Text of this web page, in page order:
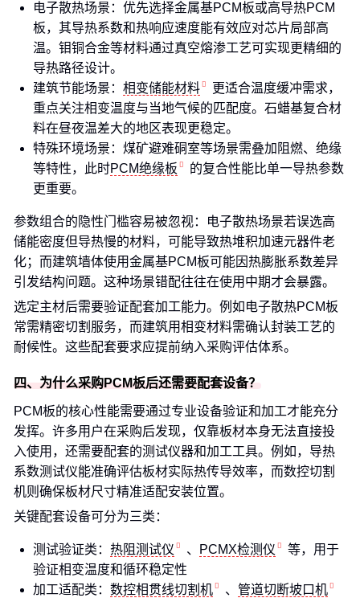
电子散热场景：优先选择金属基PCM板或高导热PCM
板，其导热系数和热响应速度能有效应对芯片局部高
温。钼铜合金等材料通过真空熔渗工艺可实现更精细的
导热路径设计。
建筑节能场景： 相变储能材料
更适合温度缓冲需求，
重点关注相变温度与当地气候的匹配度。石蜡基复合材
料在昼夜温差大的地区表现更稳定。
特殊环境场景：煤矿避难硐室等场景需叠加阻燃、绝缘
等特性，此时PCM绝缘板
的复合性能比单一导热参数
更重要。
参数组合的隐性门槛容易被忽视：电子散热场景若误选高
储能密度但导热慢的材料，可能导致热堆积加速元器件老
化；而建筑墙体使用金属基PCM板可能因热膨胀系数差异
引发结构问题。这种场景错配往往在使用中期才会暴露。
选定主材后需要验证配套加工能力。例如电子散热PCM板
常需精密切割服务，而建筑用相变材料需确认封装工艺的
耐候性。这些配套要求应提前纳入采购评估体系。
四、为什么采购PCM板后还需要配套设备？
PCM板的核心性能需要通过专业设备验证和加工才能充分
发挥。许多用户在采购后发现，仅靠板材本身无法直接投
入使用，还需要配套的测试仪器和加工工具。例如，导热
系数测试仪能准确评估板材实际热传导效率，而数控切割
机则确保板材尺寸精准适配安装位置。
关键配套设备可分为三类：
测试验证类： 热阻测试仪 、 PCMX检测仪
等，用于
验证相变温度和循环稳定性
加工适配类： 数控相贯线切割机 、 管道切断坡口机